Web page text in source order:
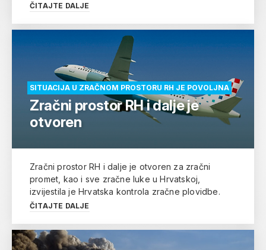
ČITAJTE DALJE
SITUACIJA U ZRAČNOM PROSTORU RH JE POVOLJNA
Zračni prostor RH i dalje je
otvoren
Zračni prostor RH i dalje je otvoren za zračni
promet, kao i sve zračne luke u Hrvatskoj,
izvijestila je Hrvatska kontrola zračne plovidbe.
ČITAJTE DALJE